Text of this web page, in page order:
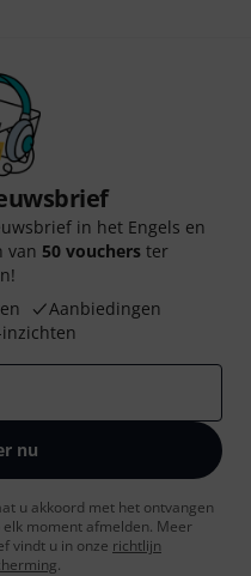
in het Engels en
van 50 vouchers ter
Aanbiedingen
nu
u akkoord met het ontvangen
moment afmelden. Meer
vindt u in onze richtlijn
.